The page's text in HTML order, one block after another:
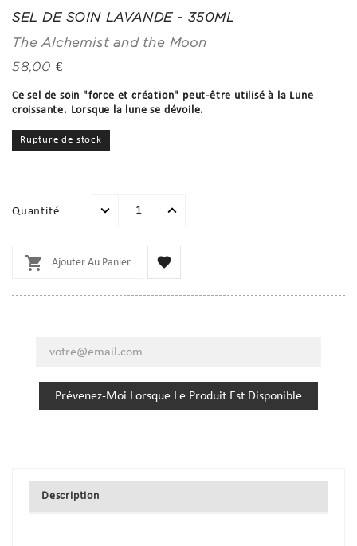
SEL DE SOIN LAVANDE - 350ML
The Alchemist and the Moon
58,00 €
Ce sel de soin "force et création" peut-être utilisé à la Lune
croissante. Lorsque la lune se dévoile.
Rupture de stock
Quantité
 Ajouter Au Panier 
Prévenez-Moi Lorsque Le Produit Est Disponible
Description